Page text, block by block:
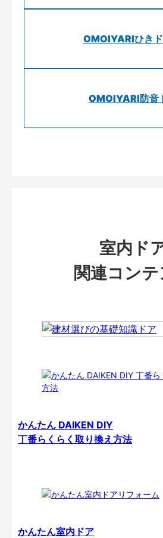
OMOIYARIひき
OMOIYARI防音
室内ド
関連コン
かんたん DAIKEN DIY
丁番らくらく取り換え方法
かんたん室内ドア